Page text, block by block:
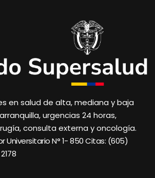
en salud de alta, mediana y baja
urgencias 24 horas,
consulta externa y oncología.
Universitario N° 1- 850 Citas: (605)